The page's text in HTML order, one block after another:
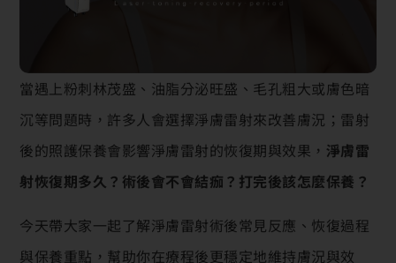
當遇上粉刺林茂盛、油脂分泌旺盛、毛孔粗大或膚色暗
沉等問題時，許多人會選擇淨膚雷射來改善膚況；雷射
後的照護保養會影響淨膚雷射的恢復期與效果， 淨膚雷
射恢復期多久？術後會不會結痂？打完後該怎麼保養？
今天帶大家一起了解淨膚雷射術後常見反應、恢復過程
與保養重點，幫助你在療程後更穩定地維持膚況與效